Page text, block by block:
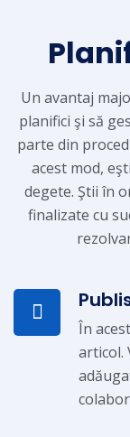
Un avantaj
planifici şi să
parte din
acest mod,
degete. Ştii în
finalizate cu
În
articol.